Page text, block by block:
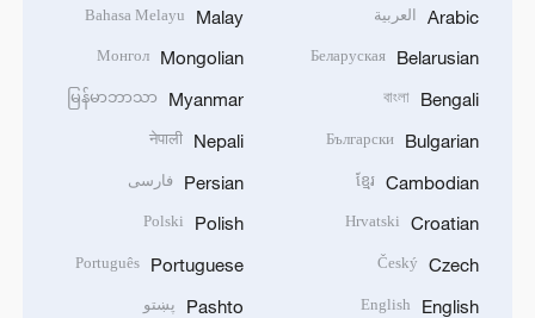
Arabic العربية
Belarusian
Беларуская
Bengali
বাংলা
Bulgarian
Български
Cambodian
ខ្មែរ
Croatian
Hrvatski
Czech
Český
English
English
Malay
Bahasa Melayu
Mongolian
Монгол
Myanmar
မြန်မာဘာသာ
Nepali
नेपाली
Persian فارسی
Polish
Polski
Portuguese
Português
Pashto پښتو